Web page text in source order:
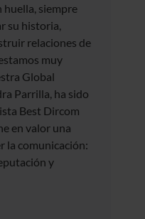
huella, siempre
su historia,
relaciones de
muy
Global
Parrilla, ha sido
Best Dircom
en valor una
la comunicación:
y